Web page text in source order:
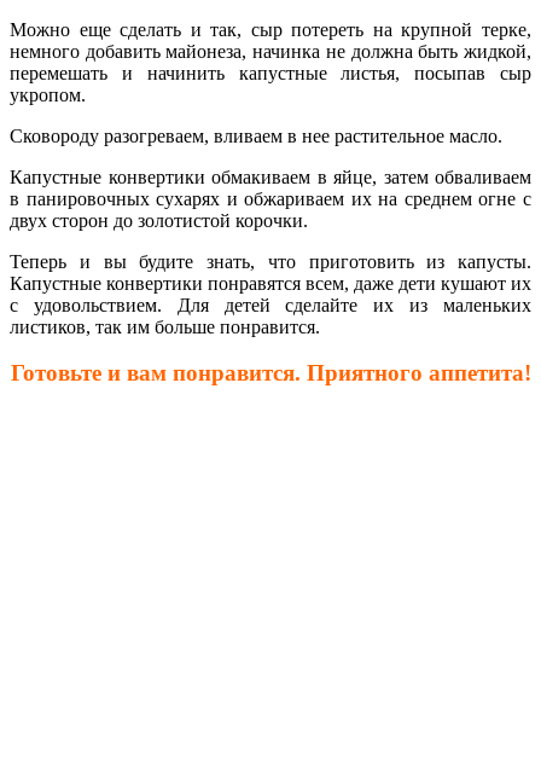
Можно еще сделать и так, сыр потереть на крупной терке,
немного добавить майонеза, начинка не должна быть жидкой,
перемешать и начинить капустные листья, посыпав сыр
укропом.
Сковороду разогреваем, вливаем в нее растительное масло.
Капустные конвертики обмакиваем в яйце, затем обваливаем
в панировочных сухарях и обжариваем их на среднем огне с
двух сторон до золотистой корочки.
Теперь и вы будите знать, что приготовить из капусты.
Капустные конвертики понравятся всем, даже дети кушают их
с удовольствием. Для детей сделайте их из маленьких
листиков, так им больше понравится.
Готовьте и вам понравится. Приятного аппетита!